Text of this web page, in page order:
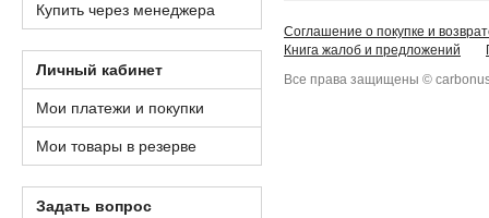
Купить через менеджера
Личный кабинет
Мои платежи и покупки
Мои товары в резерве
Задать вопрос
Соглашение о покупке и
Книга жалоб и предложений
Все права защищены ©